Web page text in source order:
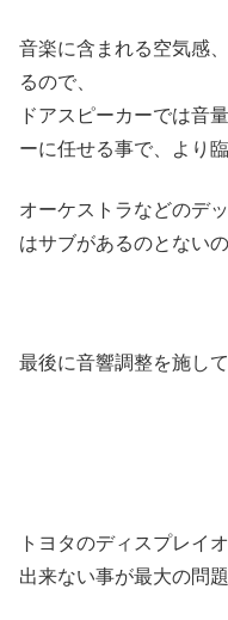
音楽に含まれる空気感
るので、
ドアスピーカーでは音
ーに任せる事で、より
オーケストラなどのデ
はサブがあるのとない
最後に音響調整を施し
トヨタのディスプレイ
出来ない事が最大の問題